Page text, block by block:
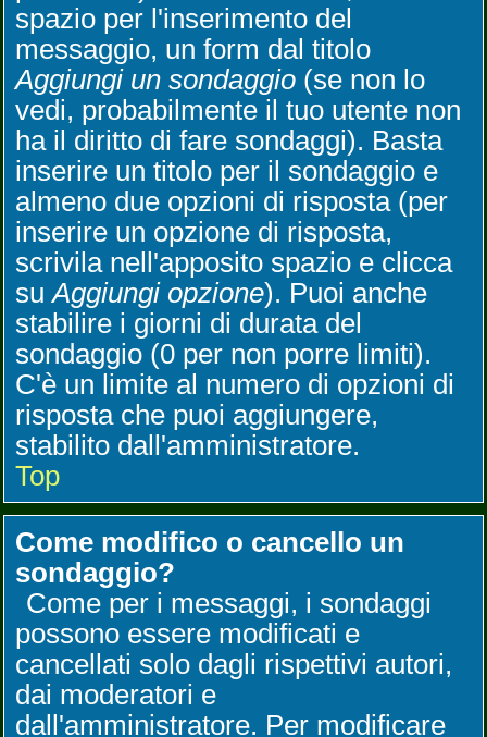
spazio per l'inserimento del
messaggio, un form dal titolo
Aggiungi un sondaggio (se non lo
vedi, probabilmente il tuo utente non
ha il diritto di fare sondaggi). Basta
inserire un titolo per il sondaggio e
almeno due opzioni di risposta (per
inserire un opzione di risposta,
scrivila nell'apposito spazio e clicca
suAggiungi opzione). Puoi anche
stabilire i giorni di durata del
sondaggio (0 per non porre limiti).
C'è un limite al numero di opzioni di
risposta che puoi aggiungere,
stabilito dall'amministratore.
Top
Come modifico o cancello un
sondaggio?
Come per i messaggi, i sondaggi
possono essere modificati e
cancellati solo dagli rispettivi autori,
dai moderatori e
dall'amministratore. Per modificare